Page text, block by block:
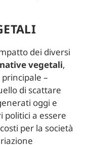
dei diversi
vegetali,
principale –
di scattare
oggi e
politici a essere
per la società